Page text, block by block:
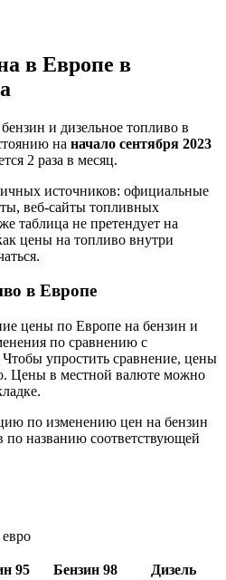
в Европе в
и дизельное топливо в
на начало сентября 2023
2 раза в месяц.
источников: официальные
веб-сайты топливных
таблица не претендует на
цены на топливо внутри
в Европе
цены по Европе на бензин и
по сравнению с
упростить сравнение, цены
Цены в местной валюте можно
по изменению цен на бензин
названию соответствующей
95 Бензин 98
Дизель